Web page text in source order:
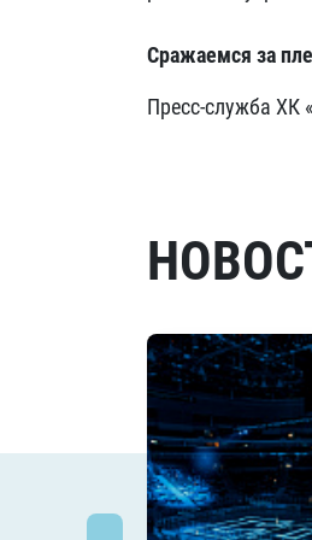
Сражаемся за
Пресс-служба ХК